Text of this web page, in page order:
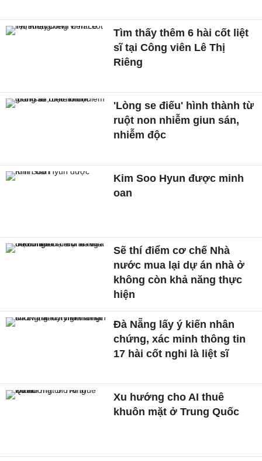
Tìm thấy thêm 6 hài cốt liệt
sĩ tại Công viên Lê Thị
Riêng
'Lòng se điếu' hình thành từ
ruột non nhiễm giun sán,
nhiễm độc
Kim Soo Hyun được minh
oan
Sẽ thí điểm cơ chế Nhà
nước mua lại dự án nhà ở
không còn khả năng thực
hiện
Đà Nẵng lấy ý kiến nhân
chứng, xác minh thông tin
17 hài cốt nghi là liệt sĩ
Xu hướng cho AI thuê
khuôn mặt ở Trung Quốc